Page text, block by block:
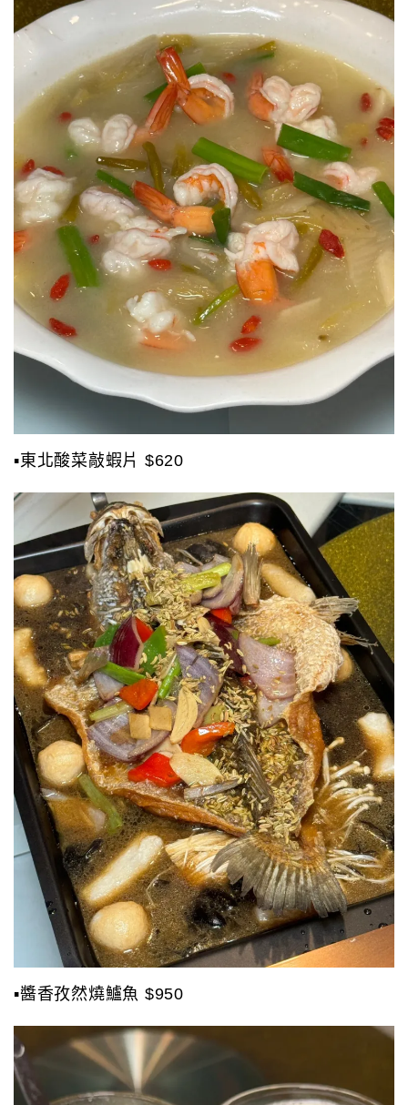
▪️東北酸菜敲蝦片 $620
▪️醬香孜然燒鱸魚 $950